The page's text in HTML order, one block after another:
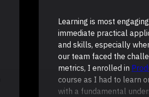
Learning is most
immediate practical
and skills, especially
our team faced the
metrics, I enrolled in
course as I had to learn
with a fundamental